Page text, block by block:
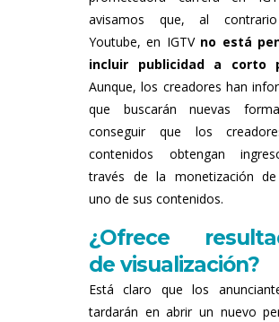
avisamos que, al
Youtube, en IGTV no está
incluir publicidad a corto
Aunque, los creadores han
que buscarán nuevas
conseguir que los
contenidos obtengan
través de la monetización
uno de sus contenidos.
¿Ofrece
de visualización?
Está claro que los
tardarán en abrir un nuevo